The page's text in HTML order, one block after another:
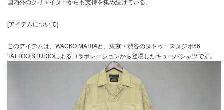
[アイテムについて]
このアイテムは、 WACKO MARIAと、東京・渋谷のタトゥースタジオ56
TATTOO STUDIOによるコラボレーションから登場したキューバシャツです。